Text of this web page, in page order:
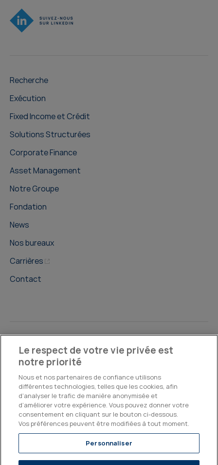
Recherche
Exécution
Fixed Income et Crédit
Solutions Structurées
Corporate Finance
Asset Management
Notre Groupe
Fondation
News
Nos bureaux
Carrières
Contact
©2026, Kepler Cheuvreux
Legal & Compliance
Le respect de votre vie privée est
notre priorité
Nous et nos partenaires de confiance utilisons
différentes technologies, telles que les cookies, afin
d’analyser le trafic de manière anonymisée et
d’améliorer votre expérience. Vous pouvez donner votre
consentement en cliquant sur le bouton ci-dessous.
Vos préférences peuvent être modifiées à tout moment.
Personnaliser